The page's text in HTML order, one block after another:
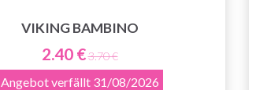
VIKING BAMBINO
2.40 €3.70 €
Angebot verfällt 31/08/2026